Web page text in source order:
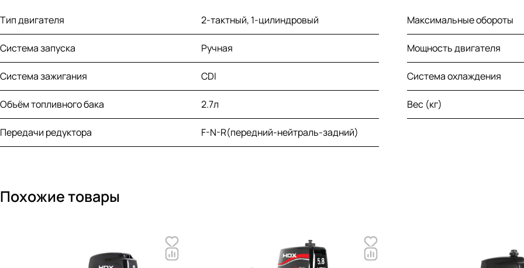
Тип двигателя 2-тактный, 1-цилиндровый Максимальные обороты
Система запуска Ручная Мощность двигателя
Система зажигания CDI Система охлаждения
Объём топливного бака 2.7л Вес (кг)
Передачи редуктора F-N-R(передний-нейтраль-задний)
Похожие товары